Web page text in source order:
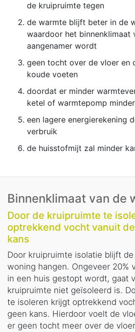
de kruipruimte tegen
de warmte blijft beter in de
waardoor het binnenklimaat
aangenamer wordt
geen tocht over de vloer en
koude voeten
doordat er minder
ketel of warmtepomp
een lagere energierekening
verbruik
de huisstofmijt zal minder
Binnenklimaat van de
Door de kruipruimte te
optrekkend vocht vanuit
kans
Door kruipruimte isolatie blijft
woning hangen. Ongeveer 20%
in een huis gestopt wordt, gaat
kruipruimte niet geïsoleerd is.
te isoleren krijgt optrekkend
geen kans. Hierdoor voelt de
er geen tocht meer over de